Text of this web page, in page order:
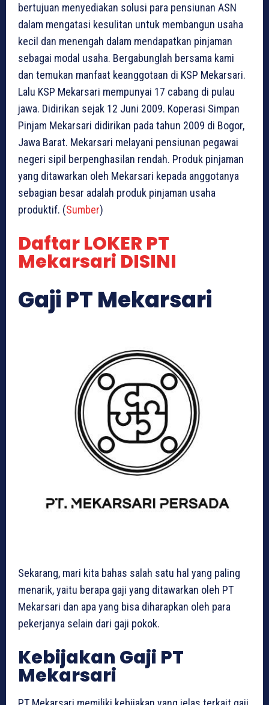
bertujuan menyediakan solusi para pensiunan ASN
dalam mengatasi kesulitan untuk membangun usaha
kecil dan menengah dalam mendapatkan pinjaman
sebagai modal usaha. Bergabunglah bersama kami
dan temukan manfaat keanggotaan di KSP Mekarsari.
Lalu KSP Mekarsari mempunyai 17 cabang di pulau
jawa. Didirikan sejak 12 Juni 2009. Koperasi Simpan
Pinjam Mekarsari didirikan pada tahun 2009 di Bogor,
Jawa Barat. Mekarsari melayani pensiunan pegawai
negeri sipil berpenghasilan rendah. Produk pinjaman
yang ditawarkan oleh Mekarsari kepada anggotanya
sebagian besar adalah produk pinjaman usaha
produktif. (Sumber)
Daftar LOKER PT
Mekarsari DISINI
Gaji PT Mekarsari
Sekarang, mari kita bahas salah satu hal yang paling
menarik, yaitu berapa gaji yang ditawarkan oleh PT
Mekarsari dan apa yang bisa diharapkan oleh para
pekerjanya selain dari gaji pokok.
Kebijakan Gaji PT
Mekarsari